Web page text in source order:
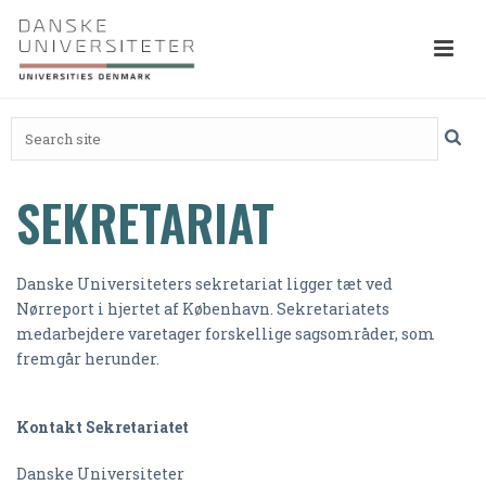
SEKRETARIAT
Danske Universiteters sekretariat ligger tæt ved
Nørreport i hjertet af København. Sekretariatets
medarbejdere varetager forskellige sagsområder, som
fremgår herunder.
Kontakt Sekretariatet
Danske Universiteter